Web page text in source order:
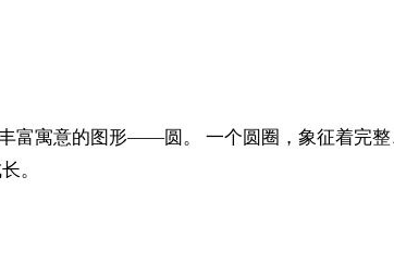
富寓意的图形——圆。 一个圆圈，象征着完
。